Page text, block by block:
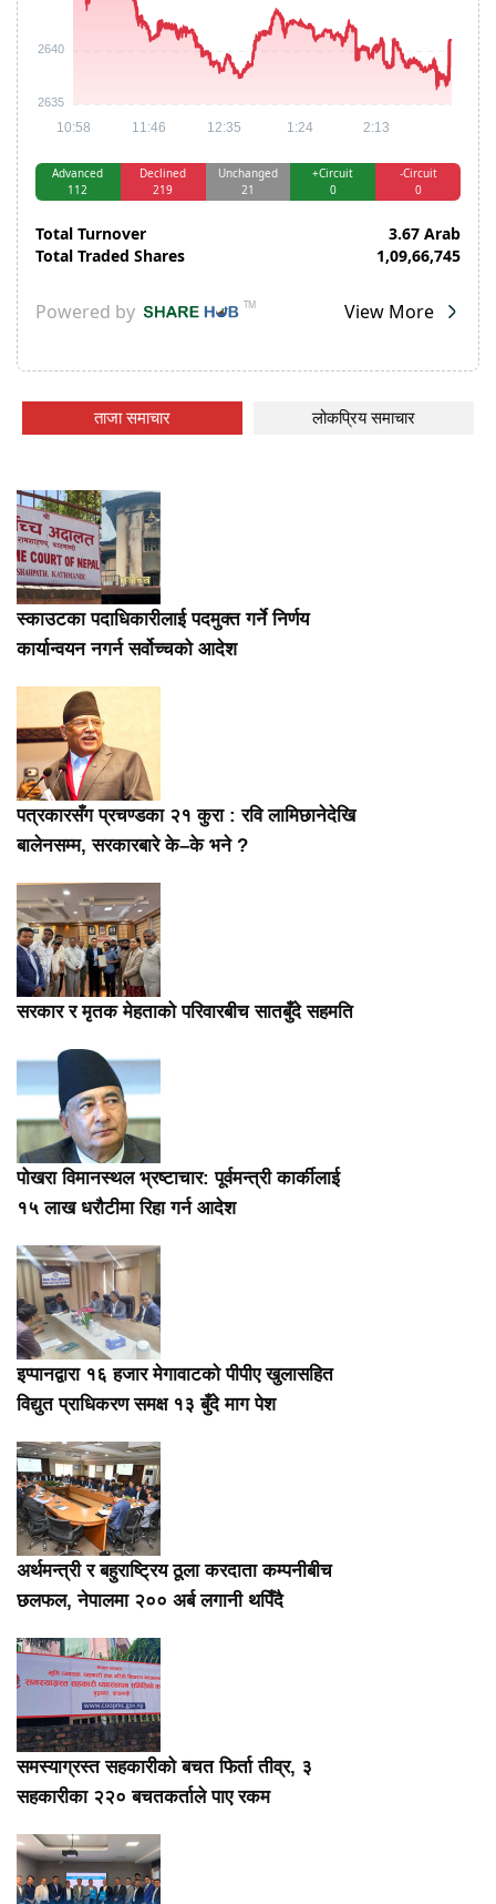
ताजा समाचार लोकप्रिय समाचार
स्काउटका पदाधिकारीलाई पदमुक्त गर्ने निर्णय
कार्यान्वयन नगर्न सर्वोच्चको आदेश
पत्रकारसँग प्रचण्डका २१ कुरा : रवि लामिछानेदेखि
बालेनसम्म, सरकारबारे के–के भने ?
सरकार र मृतक मेहताको परिवारबीच सातबुँदे सहमति
पोखरा विमानस्थल भ्रष्टाचार: पूर्वमन्त्री कार्कीलाई
१५ लाख धरौटीमा रिहा गर्न आदेश
इप्पानद्वारा १६ हजार मेगावाटको पीपीए खुलासहित
विद्युत प्राधिकरण समक्ष १३ बुँदे माग पेश
अर्थमन्त्री र बहुराष्ट्रिय ठूला करदाता कम्पनीबीच
छलफल, नेपालमा २०० अर्ब लगानी थपिँदै
समस्याग्रस्त सहकारीको बचत फिर्ता तीव्र, ३
सहकारीका २२० बचतकर्ताले पाए रकम